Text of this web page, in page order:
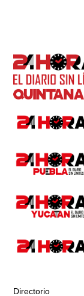
Directorio